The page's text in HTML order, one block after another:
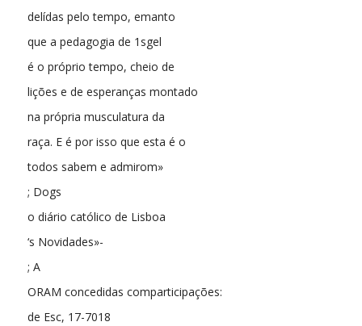
delídas pelo tempo, emanto
que a pedagogia de 1sgel
é o próprio tempo, cheio de
lições e de esperanças montado
na própria musculatura da
raça. E é por isso que esta é o
todos sabem e admirom»
; Dogs
o diário católico de Lisboa
‘s Novidades»-
; A
ORAM concedidas comparticipações:
de Esc, 17-7018